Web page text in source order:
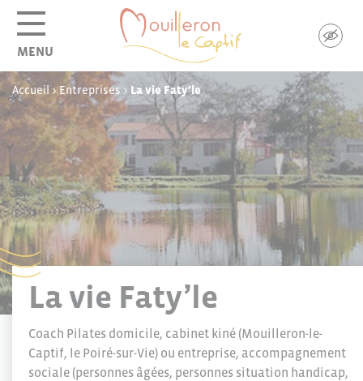
MENU
Accueil >Entreprises > La vie Faty’le
La vie Faty’le
Coach Pilates domicile, cabinet kiné (Mouilleron-le-
Captif, le Poiré-sur-Vie) ou entreprise, accompagnement
sociale (personnes âgées, personnes situation handicap,
Panneau de gestion des cookies